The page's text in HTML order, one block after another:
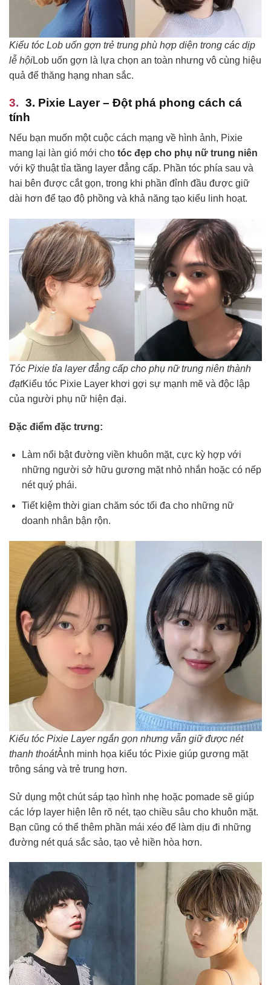
Kiểu tóc Lob uốn gợn trẻ trung phù hợp diện trong các dịp
lễ hộiLob uốn gợn là lựa chọn an toàn nhưng vô cùng hiệu
quả để thăng hạng nhan sắc.
3. Pixie Layer – Đột phá phong cách cá
tính
Nếu bạn muốn một cuộc cách mạng về hình ảnh, Pixie
mang lại làn gió mới cho tóc đẹp cho phụ nữ trung niên
với kỹ thuật tỉa tầng layer đẳng cấp. Phần tóc phía sau và
hai bên được cắt gọn, trong khi phần đỉnh đầu được giữ
dài hơn để tạo độ phồng và khả năng tạo kiểu linh hoạt.
Tóc Pixie tỉa layer đẳng cấp cho phụ nữ trung niên thành
đạtKiểu tóc Pixie Layer khơi gợi sự mạnh mẽ và độc lập
của người phụ nữ hiện đại.
Đặc điểm đặc trưng:
Làm nổi bật đường viền khuôn mặt, cực kỳ hợp với
những người sở hữu gương mặt nhỏ nhắn hoặc có nếp
nét quý phái.
Tiết kiệm thời gian chăm sóc tối đa cho những nữ
doanh nhân bận rộn.
Kiểu tóc Pixie Layer ngắn gọn nhưng vẫn giữ được nét
thanh thoátẢnh minh họa kiểu tóc Pixie giúp gương mặt
trông sáng và trẻ trung hơn.
Sử dụng một chút sáp tạo hình nhẹ hoặc pomade sẽ giúp
các lớp layer hiện lên rõ nét, tạo chiều sâu cho khuôn mặt.
Bạn cũng có thể thêm phần mái xéo để làm dịu đi những
đường nét quá sắc sảo, tạo vẻ hiền hòa hơn.